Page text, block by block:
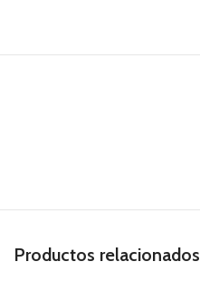
Productos relacionados